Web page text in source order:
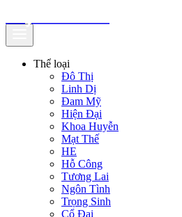
Thể loại
Đô Thị
Linh Dị
Đam Mỹ
Hiện Đại
Khoa Huyễn
Mạt Thế
HE
Hỗ Công
Tương Lai
Ngôn Tình
Trọng Sinh
Cổ Đại